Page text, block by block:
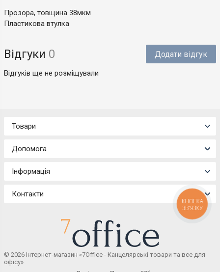
Прозора, товщина 38мкм
Пластикова втулка
Відгуки 0 Додати відгук
Відгуків ще не розміщували
Товари
Допомога
Інформація
Контакти
© 2026 Інтернет-магазин «7Office - Канцелярські товари та все для
офісу»
КНОПКА
ЗВ'ЯЗКУ